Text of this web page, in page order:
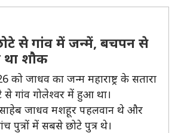
छोटे से गांव में जन्में, बचपन से
था शौक
को जाधव का जन्म महाराष्ट्र के सतारा
गांव गोलेश्वर में हुआ था।
जाधव मशहूर पहलवान थे और
पुत्रों में सबसे छोटे पुत्र थे।